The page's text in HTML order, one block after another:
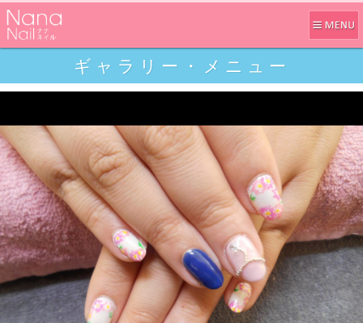
ギャラリー・メニュー